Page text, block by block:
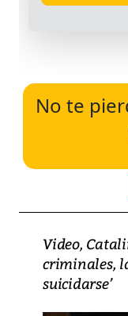
No te
Video,
criminales,
suicidarse’